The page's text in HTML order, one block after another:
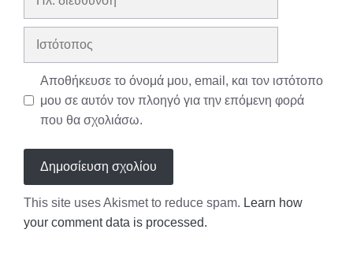
Ιστότοπος
Αποθήκευσε το όνομά μου, email, και τον ιστότοπο
μου σε αυτόν τον πλοηγό για την επόμενη φορά
που θα σχολιάσω.
This site uses Akismet to reduce spam. Learn how
your comment data is processed.